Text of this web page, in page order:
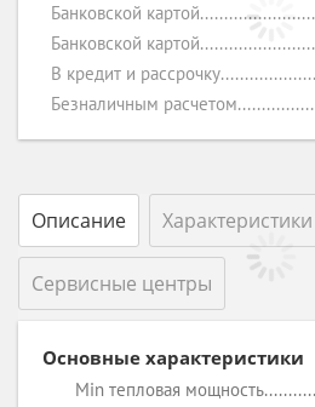
Банковской картой
Банковской картой
В кредит и рассрочку
Безналичным расчетом
Описание Характеристики
Сервисные центры
Основные характеристики
Min тепловая мощность